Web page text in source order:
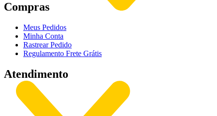
Compras
Meus Pedidos
Minha Conta
Rastrear Pedido
Regulamento Frete Grátis
Atendimento